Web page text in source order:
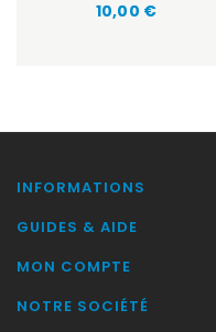
Prix
10,00 €
INFORMATIONS
GUIDES & AIDE
MON COMPTE
NOTRE SOCIÉTÉ